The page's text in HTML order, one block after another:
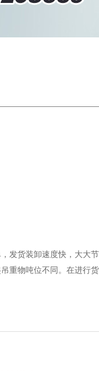
发货装卸速度快，大大
重物吨位不同。在进行